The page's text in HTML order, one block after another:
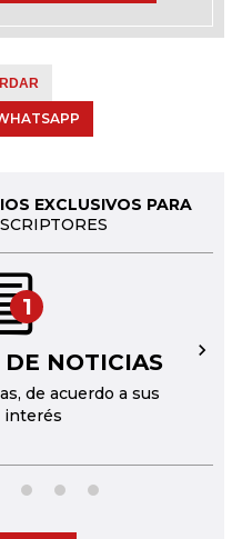
EXCLUSIVOS PARA
1
NOTICIAS
de acuerdo a sus
interés
→